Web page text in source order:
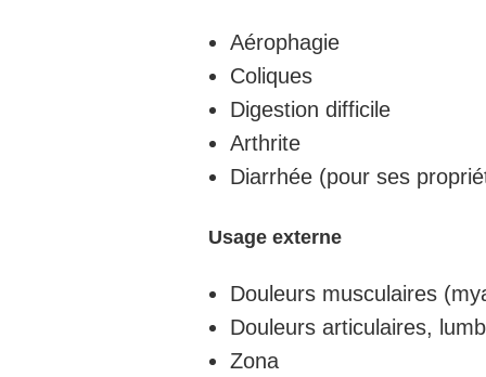
Aérophagie
Coliques
Digestion difficile
Arthrite
Diarrhée (pour ses
Usage externe
Douleurs musculaires
Douleurs articulaires,
Zona